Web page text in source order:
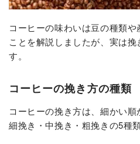
コーヒーの味わいは豆の種類
ことを解説しましたが、実は
す。
コーヒーの挽き方の種類
コーヒーの挽き方は、細かい
細挽き・中挽き・粗挽きの5種